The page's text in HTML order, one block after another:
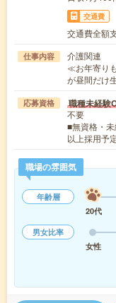
交通費
交通費全額
仕事内容
介護関連
≪お年寄り
が昼間だけ
応募資格 職種未経験
不要
■無資格・
以上採用予
職場の雰囲気
年齢層
20代
男女比率
女性